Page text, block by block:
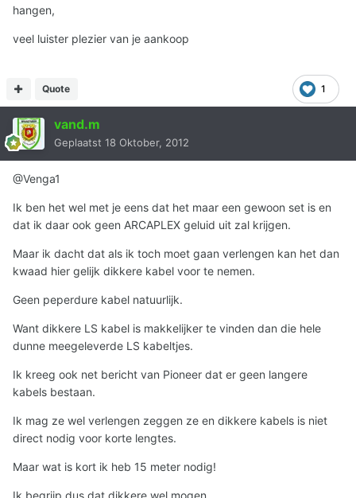
hangen,
veel luister plezier van je aankoop
1
Quote
vand.m
Geplaatst 18 Oktober, 2012
@Venga1
Ik ben het wel met je eens dat het maar een gewoon set is en
dat ik daar ook geen ARCAPLEX geluid uit zal krijgen.
Maar ik dacht dat als ik toch moet gaan verlengen kan het dan
kwaad hier gelijk dikkere kabel voor te nemen.
Geen peperdure kabel natuurlijk.
Want dikkere LS kabel is makkelijker te vinden dan die hele
dunne meegeleverde LS kabeltjes.
Ik kreeg ook net bericht van Pioneer dat er geen langere
kabels bestaan.
Ik mag ze wel verlengen zeggen ze en dikkere kabels is niet
direct nodig voor korte lengtes.
Maar wat is kort ik heb 15 meter nodig!
Ik begrijp dus dat dikkere wel mogen.